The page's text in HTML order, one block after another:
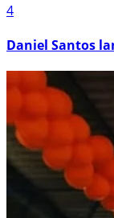
4
Daniel Santos